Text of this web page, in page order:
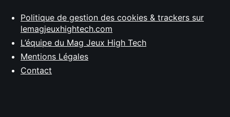
Politique de gestion des cookies & trackers sur
lemagjeuxhightech.com
L’équipe du Mag Jeux High Tech
Mentions Légales
Contact